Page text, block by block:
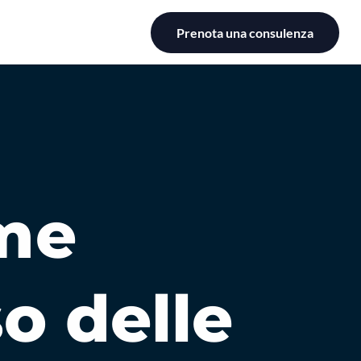
Prenota una consulenza
delle